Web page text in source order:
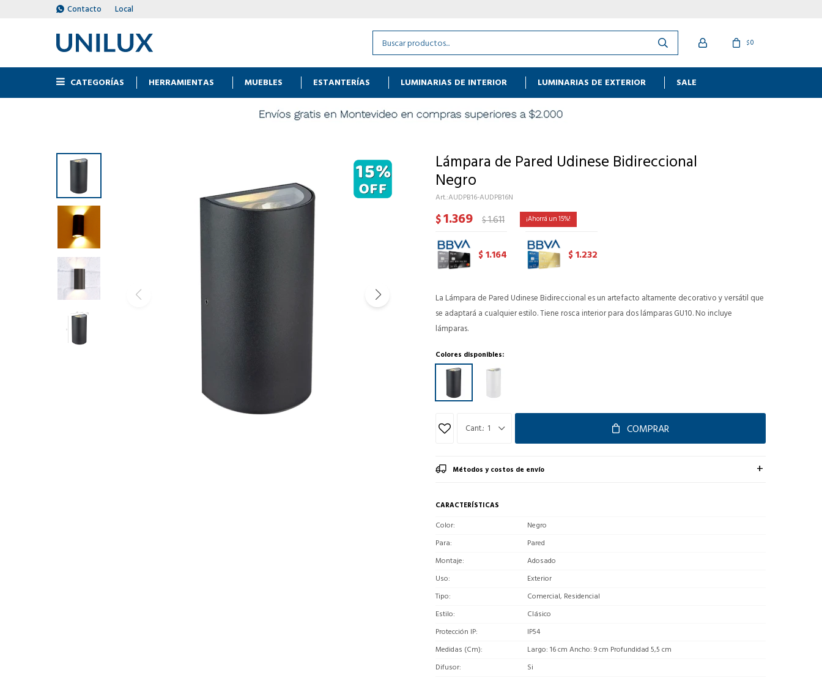
CATEGORÍAS HERRAMIENTAS MUEBLES ESTANTERÍAS LUMINARIAS DE INTERIOR LUMINARIAS DE EXTERIOR SALE
$0
Contacto Local
Lámpara de Pared Udinese Bidireccional
Negro
AUDPB16-AUDPB16N
$1.369 $1.611 15
$1.164 $1.232
La Lámpara de Pared Udinese Bidireccional es un artefacto altamente decorativo y versátil que
se adaptará a cualquier estilo. Tiene rosca interior para dos lámparas GU10. No incluye
lámparas.
Colores disponibles:
1 COMPRAR
Métodos y costos de envío
CARACTERÍSTICAS
Color
Negro
Para
Pared
Montaje
Adosado
Uso
Exterior
Tipo
Comercial, Residencial
Estilo
Clásico
Protección IP
IP54
Medidas (Cm)
Largo: 16 cm Ancho: 9 cm Profundidad 5,5 cm
Difusor
Si